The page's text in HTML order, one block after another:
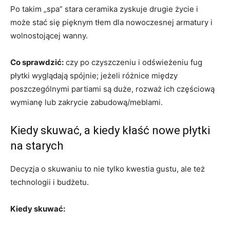
Po takim „spa” stara ceramika zyskuje drugie życie i
może stać się pięknym tłem dla nowoczesnej armatury i
wolnostojącej wanny.
Co sprawdzić: czy po czyszczeniu i odświeżeniu fug
płytki wyglądają spójnie; jeżeli różnice między
poszczególnymi partiami są duże, rozważ ich częściową
wymianę lub zakrycie zabudową/meblami.
Kiedy skuwać, a kiedy kłaść nowe płytki
na starych
Decyzja o skuwaniu to nie tylko kwestia gustu, ale też
technologii i budżetu.
Kiedy skuwać: